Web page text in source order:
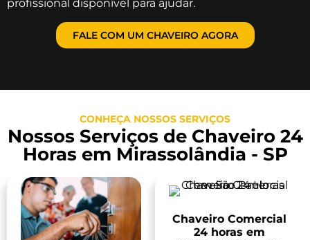
profissional disponível para ajudar.
FALE COM UM CHAVEIRO AGORA
CONHEÇA NOSSOS SERVIÇOS
Nossos Serviços de Chaveiro 24
Horas em Mirassolândia - SP
Chaveiro Comercial
24 horas em